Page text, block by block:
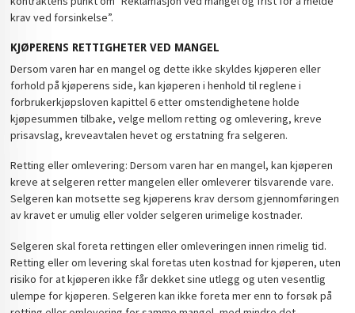
krav ved forsinkelse”.
KJØPERENS RETTIGHETER VED MANGEL
Dersom varen har en mangel og dette ikke skyldes kjøperen eller
forhold på kjøperens side, kan kjøperen i henhold til reglene i
forbrukerkjøpsloven kapittel 6 etter omstendighetene holde
kjøpesummen tilbake, velge mellom retting og omlevering, kreve
prisavslag, kreveavtalen hevet og erstatning fra selgeren.
Retting eller omlevering: Dersom varen har en mangel, kan kjøperen
kreve at selgeren retter mangelen eller omleverer tilsvarende vare.
Selgeren kan motsette seg kjøperens krav dersom gjennomføringen
av kravet er umulig eller volder selgeren urimelige kostnader.
Selgeren skal foreta rettingen eller omleveringen innen rimelig tid.
Retting eller om levering skal foretas uten kostnad for kjøperen, uten
risiko for at kjøperen ikke får dekket sine utlegg og uten vesentlig
ulempe for kjøperen. Selgeren kan ikke foreta mer enn to forsøk på